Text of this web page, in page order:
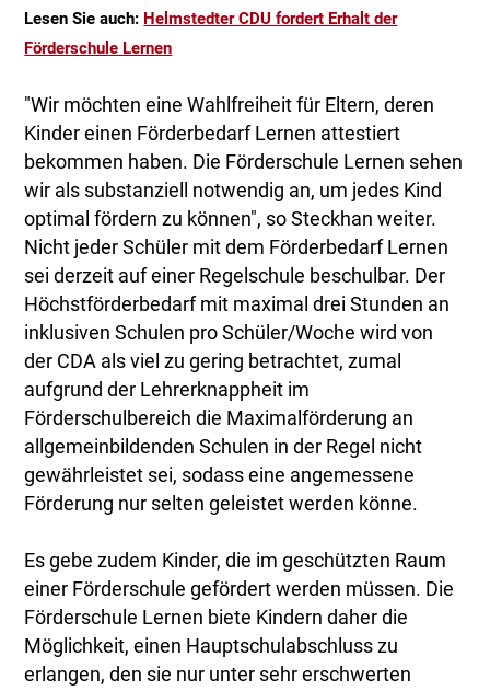
Lesen Sie auch: Helmstedter CDU fordert Erhalt der
Förderschule Lernen
"Wir möchten eine Wahlfreiheit für Eltern, deren
Kinder einen Förderbedarf Lernen attestiert
bekommen haben. Die Förderschule Lernen sehen
wir als substanziell notwendig an, um jedes Kind
optimal fördern zu können", so Steckhan weiter.
Nicht jeder Schüler mit dem Förderbedarf Lernen
sei derzeit auf einer Regelschule beschulbar. Der
Höchstförderbedarf mit maximal drei Stunden an
inklusiven Schulen pro Schüler/Woche wird von
der CDA als viel zu gering betrachtet, zumal
aufgrund der Lehrerknappheit im
Förderschulbereich die Maximalförderung an
allgemeinbildenden Schulen in der Regel nicht
gewährleistet sei, sodass eine angemessene
Förderung nur selten geleistet werden könne.
Es gebe zudem Kinder, die im geschützten Raum
einer Förderschule gefördert werden müssen. Die
Förderschule Lernen biete Kindern daher die
Möglichkeit, einen Hauptschulabschluss zu
erlangen, den sie nur unter sehr erschwerten